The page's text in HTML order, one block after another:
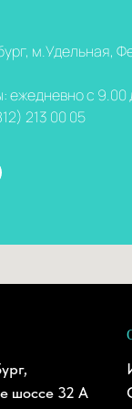
м.Удельная,
ежедневно с 9.00
213 00 05
шоссе 32 А